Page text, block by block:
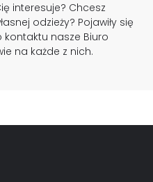
interesuje? Chcesz
odzieży? Pojawiły się
nasze Biuro
na każde z nich.